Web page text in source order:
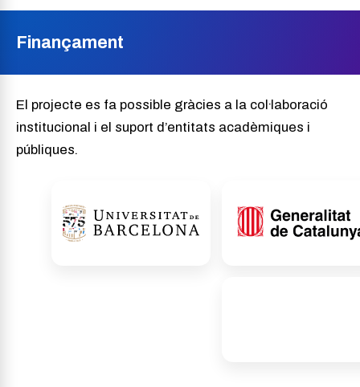
Finançament
El projecte es fa possible gràcies a la col·laboració
institucional i el suport d’entitats acadèmiques i
públiques.